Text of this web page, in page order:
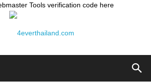
Tools verification code here